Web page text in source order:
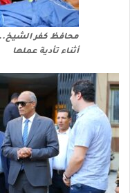
محافظ كفر
أثناء تأدية عملها